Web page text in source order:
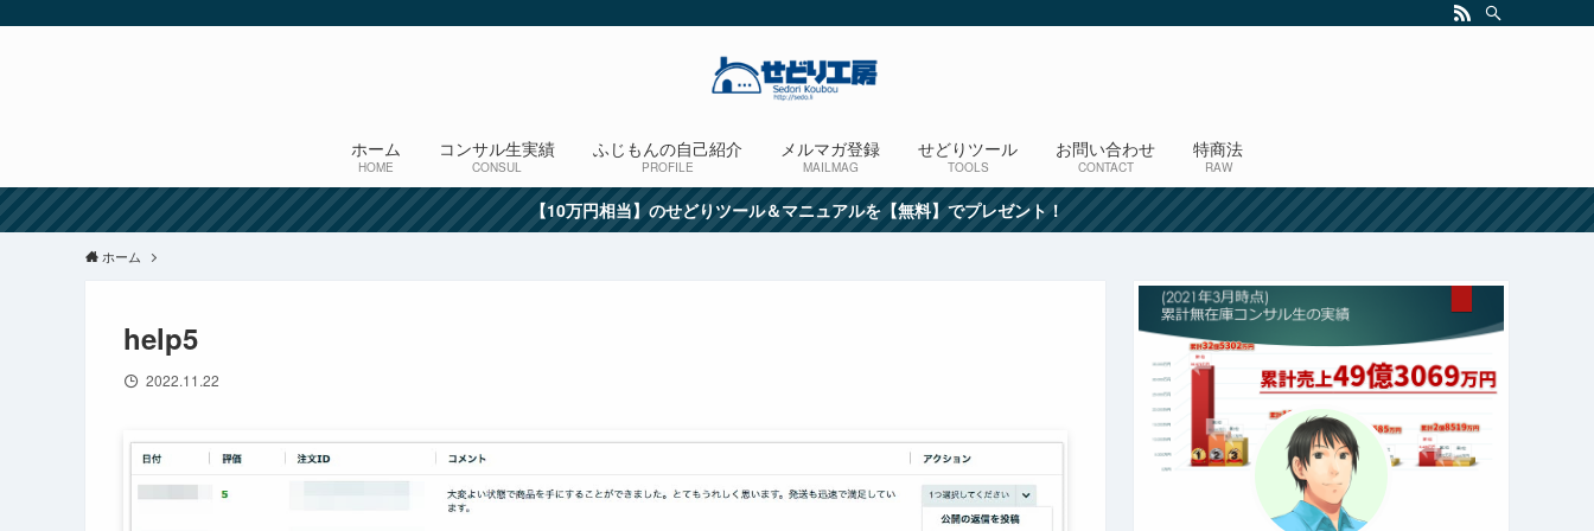
ホーム
HOME
コンサル生実績
CONSUL
ふじもんの自己紹介
PROFILE
メルマガ登録
MAILMAG
せどりツール
TOOLS
お問い合わせ
CONTACT
特商法
RAW
【10万円相当】のせどりツール＆マニュアルを【無料】でプレゼント！
ホーム
help5
2022.11.22